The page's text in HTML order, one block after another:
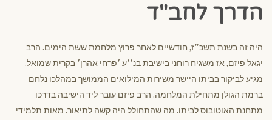
הדרך לחב"ד
היה זה בשנת תשכ״ז, חודשיים לאחר פרוץ מלחמת ששת הימים. הרב
יגאל פיזם, אז משגיח רוחני בישיבת בנ׳׳ע ׳פרחי אהרן׳ בקרית שמואל,
מגיע לביקור בביתו היישר משירות המילואים הממושך במהלכו נלחם
ברמת הגולן מתחילת המלחמה. הרב פיזם עובר ליד הישיבה בדרכו
מתחנת האוטובוס לביתו. מה שהתחולל היה קשה לתיאור. מאות תלמידי